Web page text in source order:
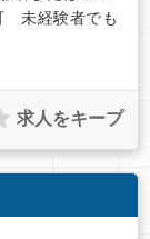
未経験者でも
求人をキープ